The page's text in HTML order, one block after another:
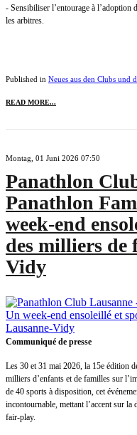
- Sensibiliser l’entourage à l’adoption
les arbitres.
Published in Neues aus den Clubs und
READ MORE...
Montag, 01 Juni 2026 07:50
Panathlon
Panathlon
week‑end
des milliers de
Vidy
Communiqué de presse
Les 30 et 31 mai 2026, la 15e édition
milliers d’enfants et de familles sur
de 40 sports à disposition, cet
incontournable, mettant l’accent sur
fair-play.